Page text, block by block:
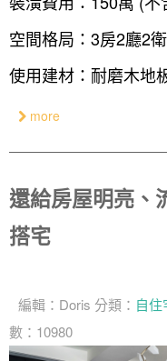
空間格局：3房2廳2衛
使用建材：耐磨木地
more
還給房屋明亮、
搭宅
編輯： Doris 分類： 自住
數：10980
日式
中式